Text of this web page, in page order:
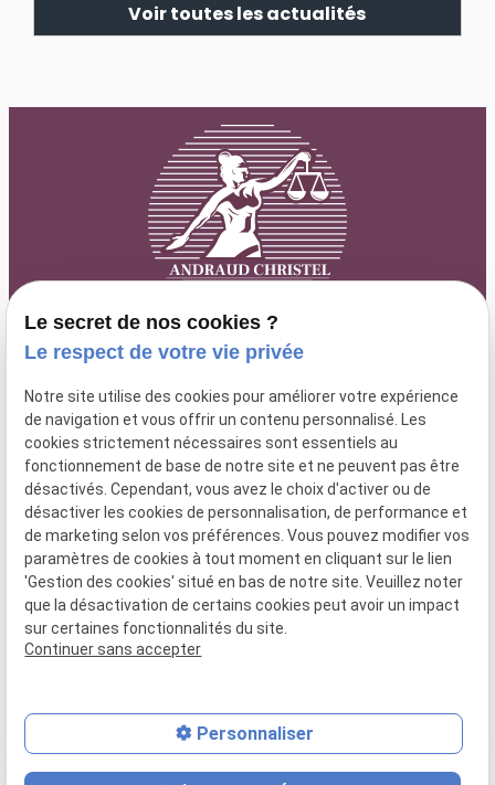
Voir toutes les actualités
04 84 89 15 87
63 rue Paradis
13006 MARSEILLE
lundi au
vendredi : 9h
- 18h30
52025096000066
Plan du
site
Mentions
légales
Politique de
confidentialité
Le secret de nos cookies ?
Le respect de votre vie privée
Notre site utilise des cookies pour améliorer votre expérience
de navigation et vous offrir un contenu personnalisé. Les
cookies strictement nécessaires sont essentiels au
fonctionnement de base de notre site et ne peuvent pas être
désactivés. Cependant, vous avez le choix d'activer ou de
désactiver les cookies de personnalisation, de performance et
de marketing selon vos préférences. Vous pouvez modifier vos
paramètres de cookies à tout moment en cliquant sur le lien
'Gestion des cookies' situé en bas de notre site. Veuillez noter
que la désactivation de certains cookies peut avoir un impact
sur certaines fonctionnalités du site.
Continuer sans accepter
Personnaliser